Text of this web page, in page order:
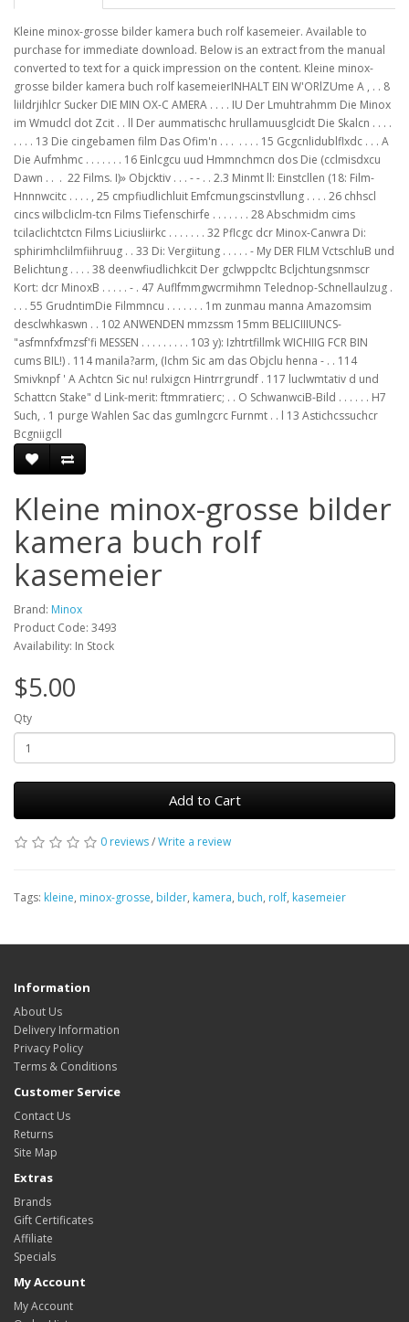
Kleine minox-grosse bilder kamera buch rolf kasemeier. Available to
purchase for immediate download. Below is an extract from the manual
converted to text for a quick impression on the content. Kleine minox-
grosse bilder kamera buch rolf kasemeierINHALT EIN W'ORlZUme A , . . 8
liildrjihlcr Sucker DIE MIN OX-C AMERA . . . . IU Der Lmuhtrahmm Die Minox
im Wmudcl dot Zcit . . ll Der aummatischc hrullamuusglcidt Die Skalcn . . . .
. . . . 13 Die cingebamen film Das Ofim'n . . .  . . . . 15 Gcgcnlidublflxdc . . . A
Die Aufmhmc . . . . . . . 16 Einlcgcu uud Hmmnchmcn dos Die (cclmisdxcu
Dawn . .  .  22 Films. I)» Objcktiv . . . - - . . 2.3 Minmt ll: Einstcllen (18: Film-
Hnnnwcitc . . . . , 25 cmpfiudlichluit Emfcmungscinstvllung . . . . 26 chhscl
cincs wilbcliclm-tcn Films Tiefenschirfe . . . . . . . 28 Abschmidm cims
tcilaclichtctcn Films Liciusliirkc . . . . . . . 32 Pflcgc dcr Minox-Canwra Di:
sphirimhclilmfiihruug . . 33 Di: Vergiitung . . . . . - My DER FILM VctschluB und
Belichtung . . . . 38 deenwfiudlichkcit Der gclwppcltc Bcljchtungsnmscr
Kort: dcr MinoxB . . . . . - . 47 Auflfmmgwcrmihmn Telednop-Schnellaulzug .
. . . 55 GrudntimDie Filmmncu . . . . . . . 1m zunmau manna Amazomsim
desclwhkaswn . . 102 ANWENDEN mmzssm 15mm BELICIIIUNCS-
"asfmnfxfmzsf'fi MESSEN . . . . . . . . . 103 y): Izhtrtfillmk WICHIIG FCR BIN
cums BIL!) . 114 manila?arm, (Ichm Sic am das Objclu henna - . . 114
Smivknpf ' A Achtcn Sic nu! rulxigcn Hintrrgrundf . 117 luclwmtativ d und
Schattcn Stake" d Link-merit: ftmmratierc; . . O SchwanwciB-Bild . . . . . . H7
Such, . 1 purge Wahlen Sac das gumlngcrc Furnmt . . l 13 Astichcssuchcr
Bcgniigcll
Kleine minox-grosse bilder
kamera buch rolf
kasemeier
Brand: Minox
Product Code: 3493
Availability: In Stock
$5.00
Qty
Add to Cart
0 reviews/Write a review
Tags: kleine, minox-grosse, bilder, kamera, buch, rolf, kasemeier
Information
About Us
Delivery Information
Privacy Policy
Terms & Conditions
Customer Service
Contact Us
Returns
Site Map
Extras
Brands
Gift Certificates
Affiliate
Specials
My Account
My Account